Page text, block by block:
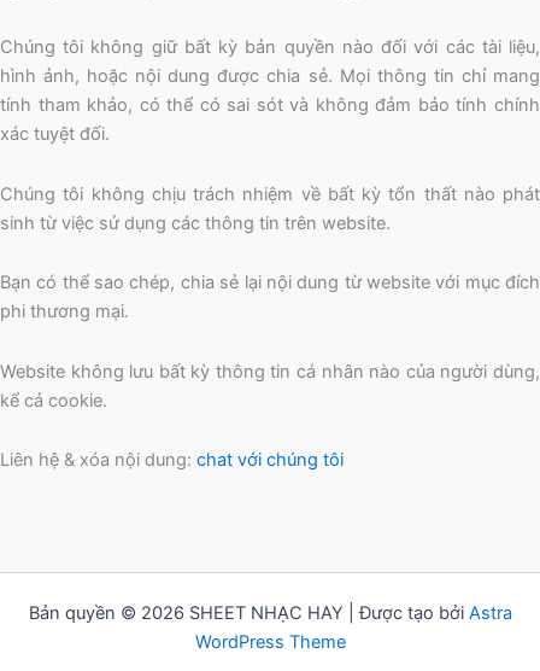
Chúng tôi không giữ bất kỳ bản quyền nào đối với các tài liệu,
hình ảnh, hoặc nội dung được chia sẻ. Mọi thông tin chỉ mang
tính tham khảo, có thể có sai sót và không đảm bảo tính chính
xác tuyệt đối.
Chúng tôi không chịu trách nhiệm về bất kỳ tổn thất nào phát
sinh từ việc sử dụng các thông tin trên website.
Bạn có thể sao chép, chia sẻ lại nội dung từ website với mục đích
phi thương mại.
Website không lưu bất kỳ thông tin cá nhân nào của người dùng,
kể cả cookie.
Liên hệ & xóa nội dung: chat với chúng tôi
Bản quyền © 2026 SHEET NHẠC HAY | Được tạo bởi Astra
WordPress Theme